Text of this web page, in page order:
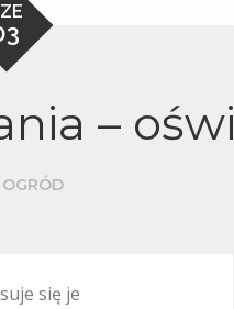
–
się je